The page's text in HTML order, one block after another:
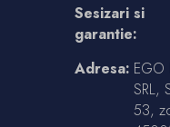
Sesizari si
garantie:
Adresa: EGO
SRL,
53,